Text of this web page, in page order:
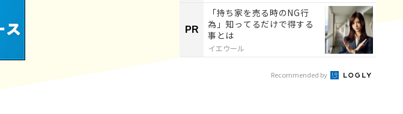
PR
「持ち家を売る時のNG行
為」知ってるだけで得する
事とは
イエウール
Recommended by